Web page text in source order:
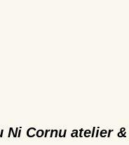
Ni Cornu atelier